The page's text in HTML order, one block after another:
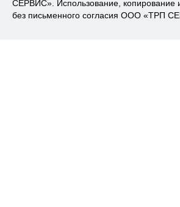
СЕРВИС». Использование, копирование
без письменного согласия ООО «ТРП